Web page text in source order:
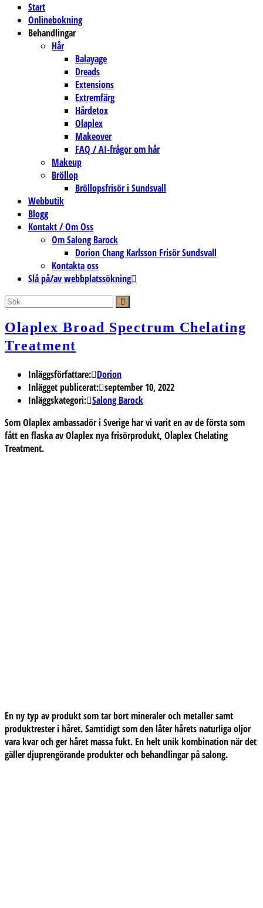
Start
Onlinebokning
Behandlingar
Hår
Balayage
Dreads
Extensions
Extremfärg
Hårdetox
Olaplex
Makeover
FAQ / AI-frågor om hår
Makeup
Bröllop
Bröllopsfrisör i Sundsvall
Webbutik
Blogg
Kontakt / Om Oss
Om Salong Barock
Dorion Chang Karlsson Frisör Sundsvall
Kontakta oss
Slå på/av webbplatssökning
Olaplex Broad Spectrum Chelating
Treatment
Inläggsförfattare: Dorion
Inlägget publicerat: september 10, 2022
Inläggskategori: Salong Barock
Som Olaplex ambassadör i Sverige har vi varit en av de första som
fått en flaska av Olaplex nya frisörprodukt, Olaplex Chelating
Treatment.
En ny typ av produkt som tar bort mineraler och metaller samt
produktrester i håret. Samtidigt som den låter hårets naturliga oljor
vara kvar och ger håret massa fukt. En helt unik kombination när det
gäller djuprengörande produkter och behandlingar på salong.